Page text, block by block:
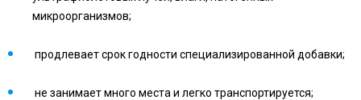
микроорганизмов;
продлевает срок годности специализированной добавки;
не занимает много места и легко транспортируется;